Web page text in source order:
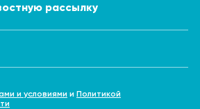
рассылку
и условиями и Политикой